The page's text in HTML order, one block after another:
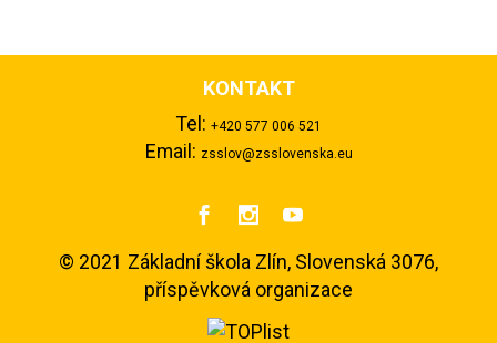
KONTAKT
Tel: +420 577 006 521
Email: zsslov@zsslovenska.eu
  
© 2021 Základní škola Zlín, Slovenská 3076,
příspěvková organizace